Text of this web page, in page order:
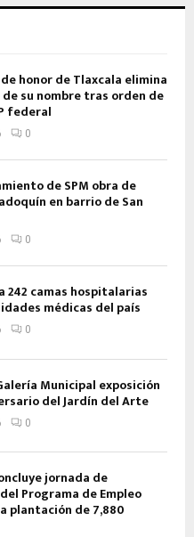
honor de Tlaxcala elimina
su nombre tras orden de
federal
0
de SPM obra de
en barrio de San
0
242 camas hospitalarias
médicas del país
0
Municipal exposición
del Jardín del Arte
0
jornada de
Programa de Empleo
plantación de 7,880